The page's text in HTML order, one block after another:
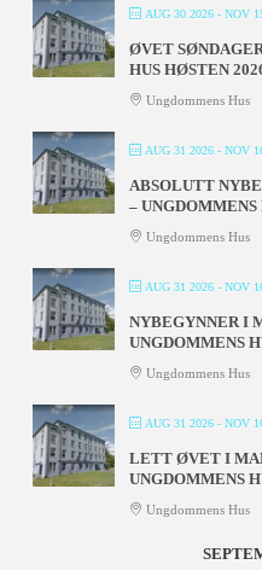
AUG 30 2026- NOV
ØVET
HUS HØSTEN
Ungdommens Hus
AUG 31 2026- NOV
ABSOLUTT
–
Ungdommens Hus
AUG 31 2026- NOV
NYBEGYNNER I
UNGDOMMENS
Ungdommens Hus
AUG 31 2026- NOV
LETT ØVET I
UNGDOMMENS
Ungdommens Hus